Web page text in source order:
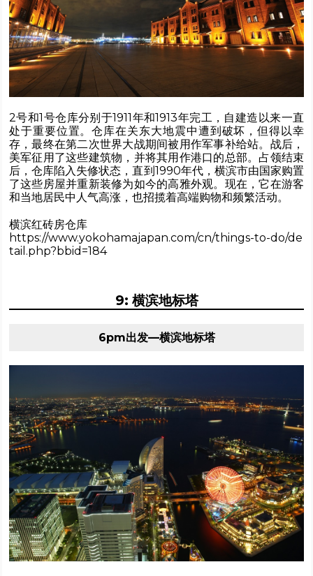
2号和1号仓库分别于1911年和1913年完工，自建造以来一直
处于重要位置。仓库在关东大地震中遭到破坏，但得以幸
存，最终在第二次世界大战期间被用作军事补给站。战后，
美军征用了这些建筑物，并将其用作港口的总部。占领结束
后，仓库陷入失修状态，直到1990年代，横滨市由国家购置
了这些房屋并重新装修为如今的高雅外观。现在，它在游客
和当地居民中人气高涨，也招揽着高端购物和频繁活动。
横滨红砖房仓库
https://www.yokohamajapan.com/cn/things-to-do/de
tail.php?bbid=184
9: 横滨地标塔
6pm出发—横滨地标塔